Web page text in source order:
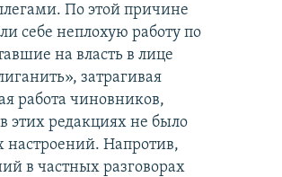
По этой причине
себе неплохую работу по
на власть в лице
затрагивая
работа чиновников,
этих редакциях не было
настроений. Напротив,
в частных разговорах